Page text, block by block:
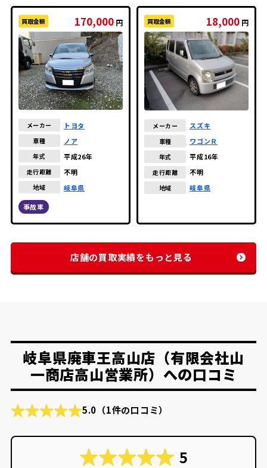
買取金額 170,000 円
メーカー トヨタ
車種 ノア
年式 平成26年
走行距離 不明
地域 岐阜県
事故車
買取金額 18,000 円
メーカー スズキ
車種 ワゴンＲ
年式 平成16年
走行距離 不明
地域 岐阜県
店舗の買取実績をもっと見る
岐阜県廃車王高山店（有限会社山
一商店高山営業所）への口コミ
5.0 （1件の口コミ）
5